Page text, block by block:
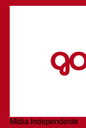
Mídia Independente